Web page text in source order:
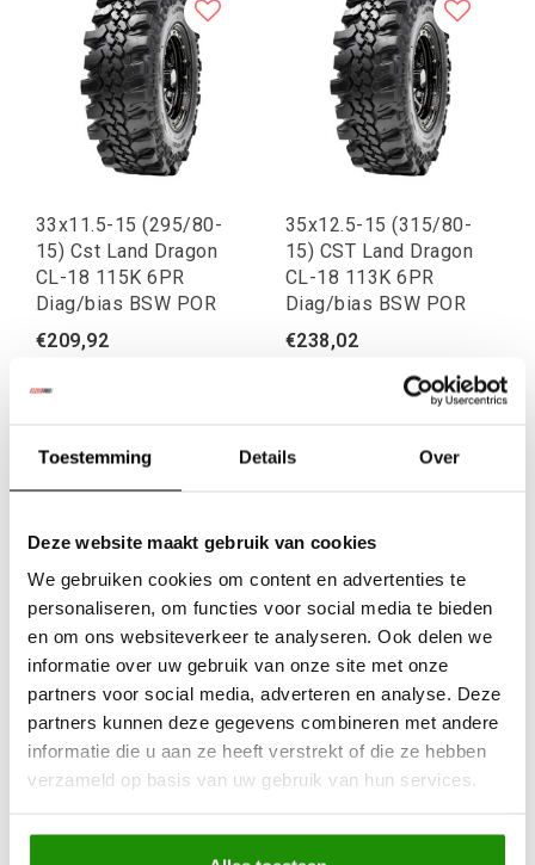
Toestemming Details Over
Deze website maakt gebruik van cookies
We gebruiken cookies om content en advertenties te
personaliseren, om functies voor social media te bieden
en om ons websiteverkeer te analyseren. Ook delen we
informatie over uw gebruik van onze site met onze
partners voor social media, adverteren en analyse. Deze
partners kunnen deze gegevens combineren met andere
informatie die u aan ze heeft verstrekt of die ze hebben
verzameld op basis van uw gebruik van hun services.
33x11.5-15 (295/80-
15) Cst Land Dragon
CL-18 115K 6PR
Diag/bias BSW POR
€209,92
€254,00
35x12.5-15 (315/80-
15) CST Land Dragon
CL-18 113K 6PR
Diag/bias BSW POR
€238,02
33x12.5-15 CST Sahara
MT2 113Q 6PR OOL
(Open Orange Letter)
LT31x10.5-15 Cst
Sahara MT2 109Q 6PR
OOL (Open Orange